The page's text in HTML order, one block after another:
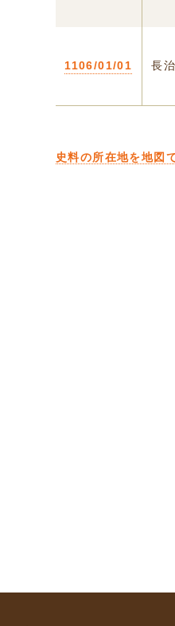
1106/01/01 長
史料の所在地を地図